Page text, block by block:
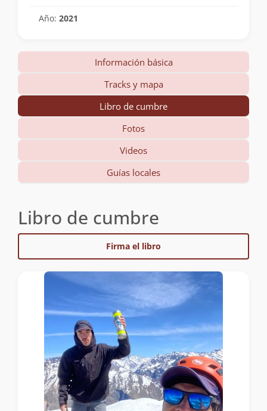
Año: 2021
Información básica
Tracks y mapa
Libro de cumbre
Fotos
Videos
Guías locales
Libro de cumbre
Firma el libro